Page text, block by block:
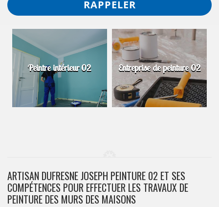
Peintre intérieur 02 Entreprise de peinture 02
ARTISAN DUFRESNE JOSEPH PEINTURE 02 ET SES
COMPÉTENCES POUR EFFECTUER LES TRAVAUX DE
PEINTURE DES MURS DES MAISONS